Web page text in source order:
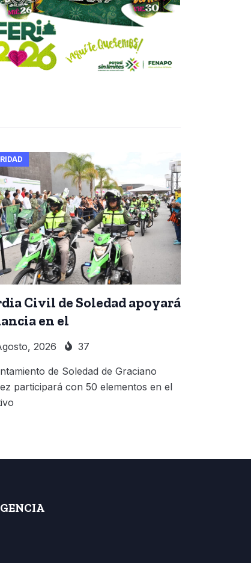
Civil de Soledad apoyará
en el
2026 37
de Soledad de Graciano
participará con 50 elementos en el